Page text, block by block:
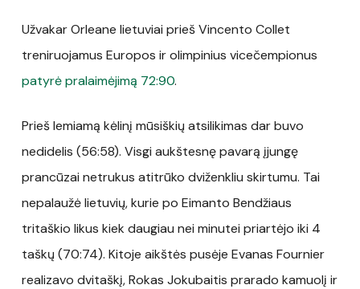
Užvakar Orleane lietuviai prieš Vincento Collet
treniruojamus Europos ir olimpinius vicečempionus
patyrė pralaimėjimą 72:90.
Prieš lemiamą kėlinį mūsiškių atsilikimas dar buvo
nedidelis (56:58). Visgi aukštesnę pavarą įjungę
prancūzai netrukus atitrūko dviženkliu skirtumu. Tai
nepalaužė lietuvių, kurie po Eimanto Bendžiaus
tritaškio likus kiek daugiau nei minutei priartėjo iki 4
taškų (70:74). Kitoje aikštės pusėje Evanas Fournier
realizavo dvitaškį, Rokas Jokubaitis prarado kamuolį ir